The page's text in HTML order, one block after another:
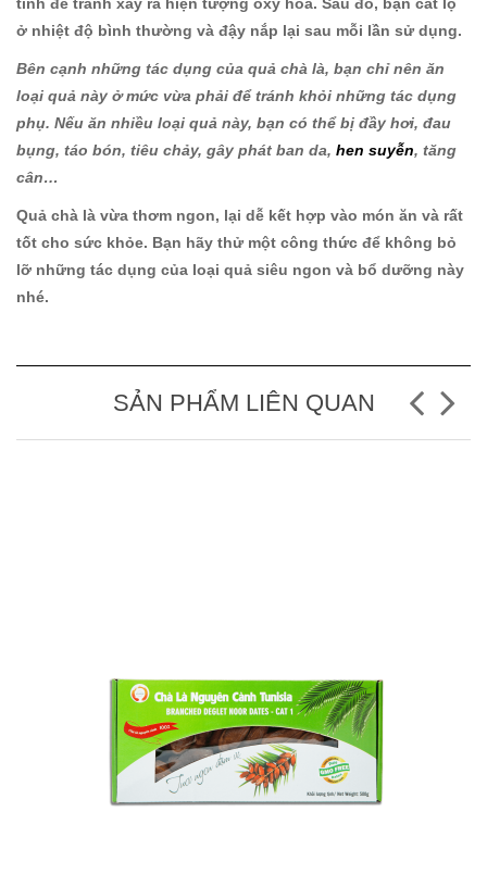
tinh để tránh xảy ra hiện tượng oxy hóa. Sau đó, bạn cất lọ
ở nhiệt độ bình thường và đậy nắp lại sau mỗi lần sử dụng.
Bên cạnh những tác dụng của quả chà là, bạn chỉ nên ăn
loại quả này ở mức vừa phải để tránh khỏi những tác dụng
phụ. Nếu ăn nhiều loại quả này, bạn có thể bị đầy hơi, đau
bụng, táo bón, tiêu chảy, gây phát ban da, hen suyễn, tăng
cân…
Quả chà là vừa thơm ngon, lại dễ kết hợp vào món ăn và rất
tốt cho sức khỏe. Bạn hãy thử một công thức để không bỏ
lỡ những tác dụng của loại quả siêu ngon và bổ dưỡng này
nhé.
SẢN PHẨM LIÊN QUAN